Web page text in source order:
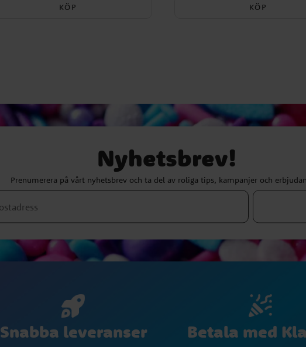
KÖP KÖP
Nyhetsbrev!
Prenumerera på vårt nyhetsbrev och ta del av roliga tips, kampanjer och
Snabba leveranser Betala med